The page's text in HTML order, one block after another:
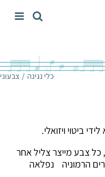
כלי נגינה צבעוני
ביטוי ויזואלי.
צבע מייצר צליל אחר
הרמוניה נפלאה